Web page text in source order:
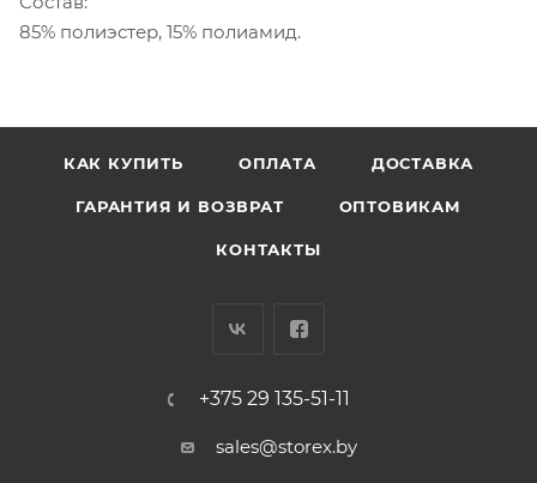
85% полиэстер, 15% полиамид.
КАК КУПИТЬ ОПЛАТА ДОСТАВКА
ГАРАНТИЯ И ВОЗВРАТ ОПТОВИКАМ
КОНТАКТЫ
+375 29 135-51-11
sales@storex.by